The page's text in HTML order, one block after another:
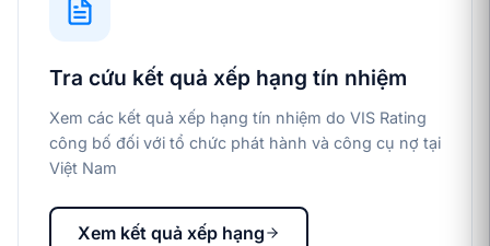
Tra cứu kết quả xếp hạng tín nhiệm
Xem các kết quả xếp hạng tín nhiệm do VIS Rating
công bố đối với tổ chức phát hành và công cụ nợ tại
Việt Nam
Xem kết quả xếp hạng